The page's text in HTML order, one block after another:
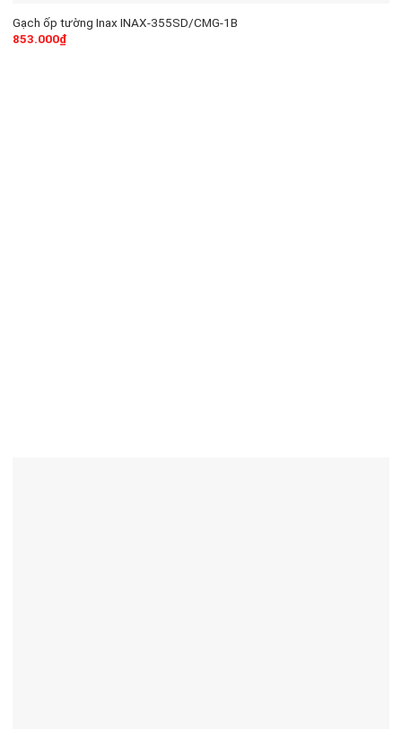
Gạch ốp tường Inax INAX-355SD/CMG-1B
853.000₫